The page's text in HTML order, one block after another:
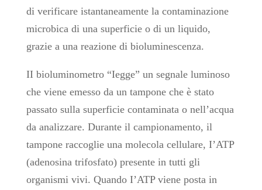
di verificare istantaneamente la contaminazione
microbica di una superficie o di un liquido,
grazie a una reazione di bioluminescenza.
II bioluminometro “Iegge” un segnale luminoso
che viene emesso da un tampone che è stato
passato sulla superficie contaminata o nell’acqua
da analizzare. Durante il campionamento, il
tampone raccoglie una molecola cellulare, I’ATP
(adenosina trifosfato) presente in tutti gli
organismi vivi. Quando I’ATP viene posta in